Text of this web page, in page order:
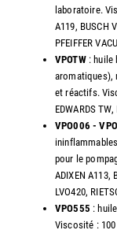
laboratoire.
A119, BUSCH
PFEIFFER
VPOTW: huile
aromatiques),
et réactifs.
EDWARDS
VPO006 -
pour le
ADIXEN A113,
LVO420,
VPO555 :
Viscosité : 100